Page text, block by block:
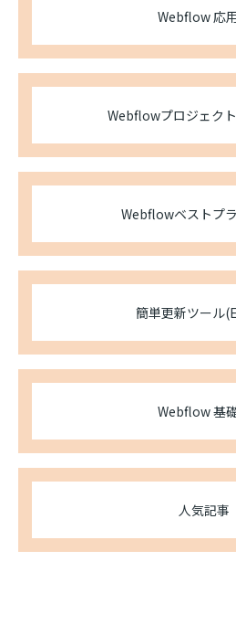
Webflow 応
Webflowプロジェク
Webflowベストプ
簡単更新ツール
Webflow 基
人気記事